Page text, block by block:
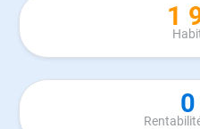
1
0